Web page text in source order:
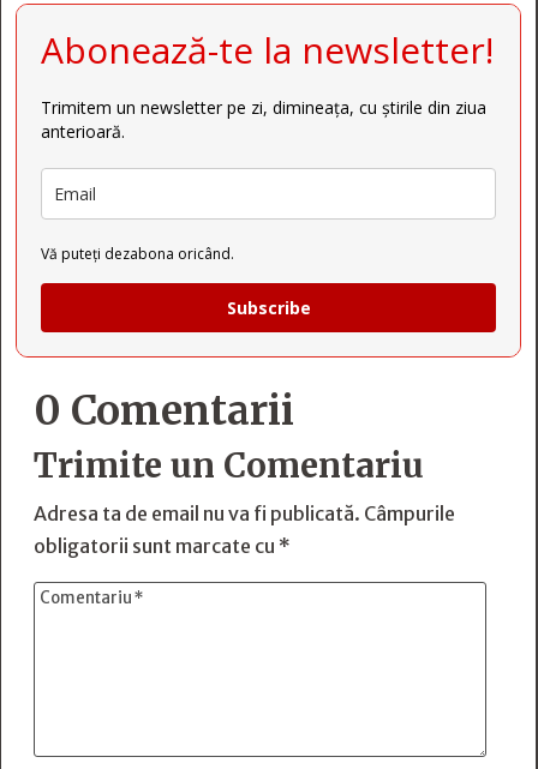
Abonează-te la newsletter!
Trimitem un newsletter pe zi, dimineața, cu știrile din ziua
anterioară.
Vă puteți dezabona oricând.
Subscribe
0 Comentarii
Trimite un Comentariu
Adresa ta de email nu va fi publicată. Câmpurile
obligatorii sunt marcate cu *